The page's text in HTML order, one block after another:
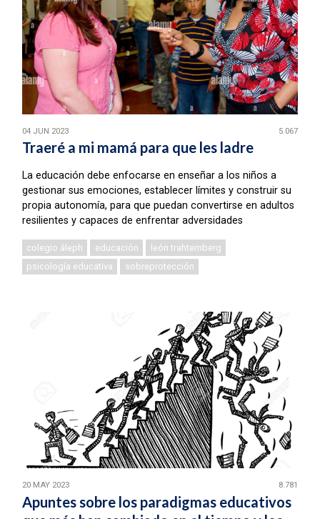
04 JUN 2023 5.067
Traeré a mi mamá para que les ladre
La educación debe enfocarse en enseñar a los niños a
gestionar sus emociones, establecer límites y construir su
propia autonomía, para que puedan convertirse en adultos
resilientes y capaces de enfrentar adversidades
colegio áleph educación
león trahtemberg
psicología educativa
sobreprotección
20 MAY 2023 8.781
Apuntes sobre los paradigmas educativos